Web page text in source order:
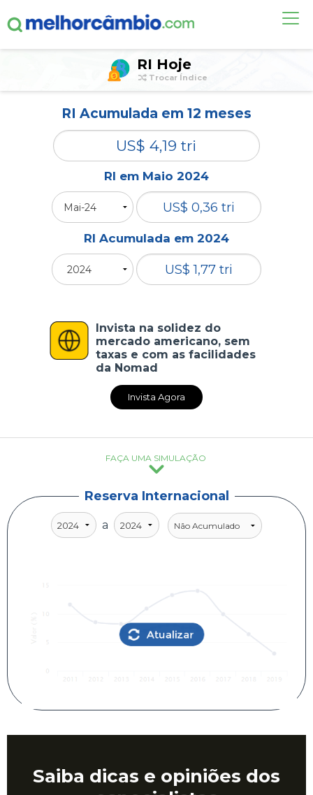
ALERTA DE CÂMBIO
CONTA INTERNACIONAL
Acesse sua conta:
ÁREA DO CLIENTE
BROKER DE OFERTAS
CADASTRE-SE
RI Hoje
Trocar Índice
RI Acumulada em 12 meses
RI em Maio 2024
RI Acumulada em 2024
Invista na solidez do
mercado americano, sem
taxas e com as facilidades
da Nomad
Invista Agora
FAÇA UMA SIMULAÇÃO
a
Reserva Internacional
Saiba dicas e opiniões dos